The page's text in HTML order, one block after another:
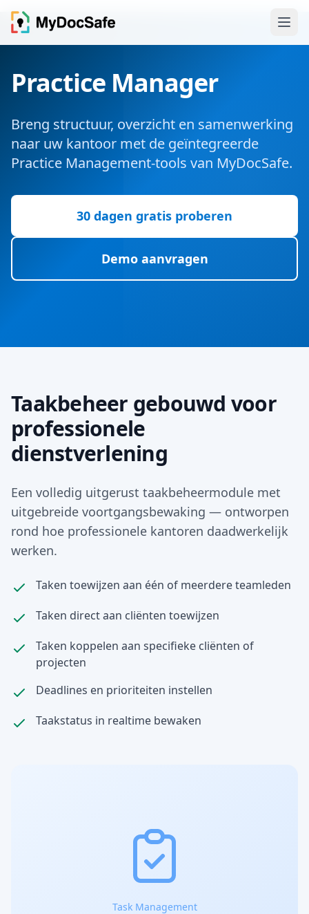
Practice Manager
Breng structuur, overzicht en samenwerking
naar uw kantoor met de geïntegreerde
Practice Management-tools van MyDocSafe.
30 dagen gratis proberen
Demo aanvragen
Taakbeheer gebouwd voor
professionele
dienstverlening
Een volledig uitgerust taakbeheermodule met
uitgebreide voortgangsbewaking — ontworpen
rond hoe professionele kantoren daadwerkelijk
werken.
Taken toewijzen aan één of meerdere teamleden
Taken direct aan cliënten toewijzen
Taken koppelen aan specifieke cliënten of
projecten
Deadlines en prioriteiten instellen
Taakstatus in realtime bewaken
Task Management